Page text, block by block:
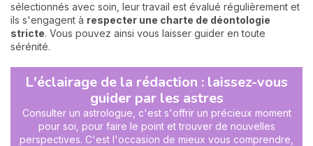
sélectionnés avec soin, leur travail est évalué régulièrement et
ils s'engagent à respecter une charte de déontologie
stricte. Vous pouvez ainsi vous laisser guider en toute
sérénité.
L'éclairage de la rédaction : laissez-vous
guider par les astres
Consulter un astrologue, c'est s'offrir un précieux moment
pour soi, pour faire le point et trouver de nouvelles
perspectives. C'est l'occasion de mieux vous comprendre,